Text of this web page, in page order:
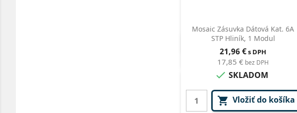
Mosaic Zásuvka Dátová Kat. 6A
STP Hliník, 1 Modul
Cena
21,96 €s DPH
17,85 € bez DPH
 SKLADOM
 Vložiť do košíka
 Rýchly náhľad